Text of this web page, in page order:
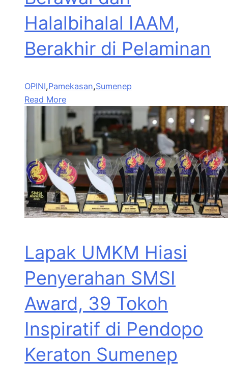
Halalbihalal IAAM,
Berakhir di Pelaminan
OPINI,Pamekasan,Sumenep
Read More
Lapak UMKM Hiasi
Penyerahan SMSI
Award, 39 Tokoh
Inspiratif di Pendopo
Keraton Sumenep